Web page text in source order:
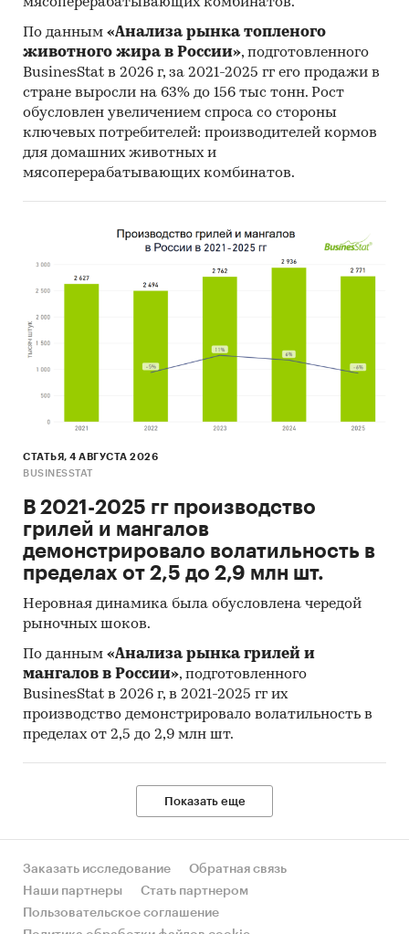
По данным «Анализа рынка топленого
животного жира в России», подготовленного
BusinesStat в 2026 г, за 2021-2025 гг его продажи в
стране выросли на 63% до 156 тыс тонн. Рост
обусловлен увеличением спроса со стороны
ключевых потребителей: производителей кормов
для домашних животных и
мясоперерабатывающих комбинатов.
СТАТЬЯ, 4 АВГУСТА 2026
BUSINESSTAT
В 2021-2025 гг производство
грилей и мангалов
демонстрировало волатильность в
пределах от 2,5 до 2,9 млн шт.
Неровная динамика была обусловлена чередой
рыночных шоков.
По данным «Анализа рынка грилей и
мангалов в России», подготовленного
BusinesStat в 2026 г, в 2021-2025 гг их
производство демонстрировало волатильность в
пределах от 2,5 до 2,9 млн шт.
Показать еще
Заказать исследование
Обратная связь
Наши партнеры
Стать партнером
Пользовательское соглашение